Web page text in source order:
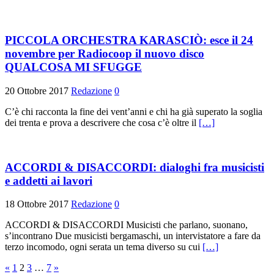
PICCOLA ORCHESTRA KARASCIÒ: esce il 24
novembre per Radiocoop il nuovo disco
QUALCOSA MI SFUGGE
20 Ottobre 2017 Redazione 0
C’è chi racconta la fine dei vent’anni e chi ha già superato la soglia
dei trenta e prova a descrivere che cosa c’è oltre il […]
ACCORDI & DISACCORDI: dialoghi fra musicisti
e addetti ai lavori
18 Ottobre 2017 Redazione 0
ACCORDI & DISACCORDI Musicisti che parlano, suonano,
s’incontrano Due musicisti bergamaschi, un intervistatore a fare da
terzo incomodo, ogni serata un tema diverso su cui […]
Paginazione
« 1 2 3 … 7 »